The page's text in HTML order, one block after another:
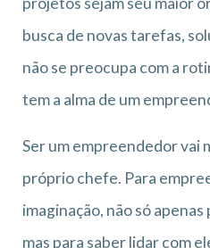
busca de novas tarefas,
não se preocupa com a
tem a alma de um
Ser um empreendedor vai
próprio chefe. Para
imaginação, não só
mas para saber lidar com